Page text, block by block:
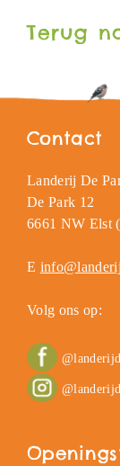
Terug
Contact
Landerij De
De Park 12
6661 NW Elst
E
Volg ons op: